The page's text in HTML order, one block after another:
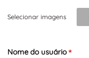
Selecionar imagens
Nome do usuário*